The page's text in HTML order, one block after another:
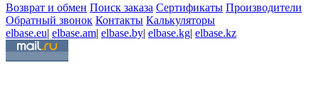
Возврат и обмен Поиск заказа Сертификаты Производители
Обратный звонок Контакты Калькуляторы
elbase.eu| elbase.am| elbase.by| elbase.kg| elbase.kz